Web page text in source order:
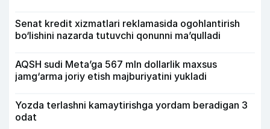
Senat kredit xizmatlari reklamasida ogohlantirish
bo‘lishini nazarda tutuvchi qonunni ma’qulladi
AQSH sudi Meta’ga 567 mln dollarlik maxsus
jamg‘arma joriy etish majburiyatini yukladi
Yozda terlashni kamaytirishga yordam beradigan 3
odat